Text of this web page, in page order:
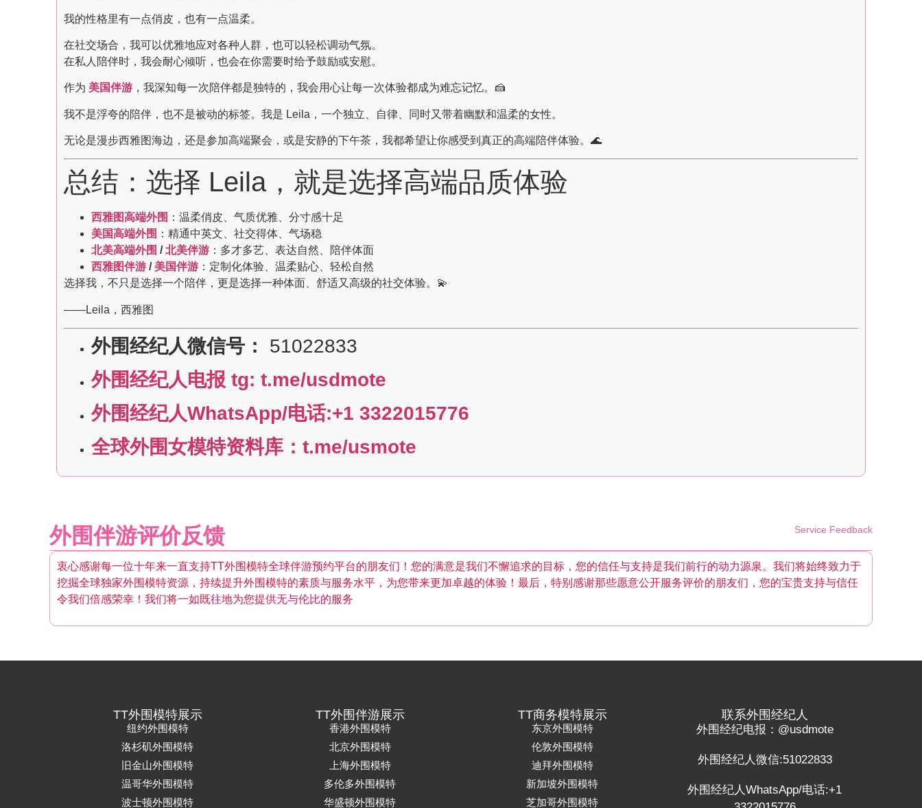
我的性格里有一点俏皮，也有一点温柔。
在社交场合，我可以优雅地应对各种人群，也可以轻松调动气氛。
在私人陪伴时，我会耐心倾听，也会在你需要时给予鼓励或安慰。
作为 美国伴游 ，我深知每一次陪伴都是独特的，我会用心让每一次体验都成为难忘记忆。🍰
我不是浮夸的陪伴，也不是被动的标签。我是 Leila，一个独立、自律、同时又带着幽默和温柔的女性。
无论是漫步西雅图海边，还是参加高端聚会，或是安静的下午茶，我都希望让你感受到真正的高端陪伴体验。🌊
总结：选择 Leila，就是选择高端品质体验
西雅图高端外围 ：温柔俏皮、气质优雅、分寸感十足
美国高端外围 ：精通中英文、社交得体、气场稳
北美高端外围 / 北美伴游 ：多才多艺、表达自然、陪伴体面
西雅图伴游 / 美国伴游 ：定制化体验、温柔贴心、轻松自然
选择我，不只是选择一个陪伴，更是选择一种体面、舒适又高级的社交体验。💫
——Leila，西雅图
外围经纪人微信号：
51022833
外围经纪人电报 tg: t.me/usdmote
外围经纪人WhatsApp/电话:+1 3322015776
全球外围女模特资料库：t.me/usmote
外围伴游评价反馈 Service Feedback
衷心感谢每一位十年来一直支持TT外围模特全球伴游预约平台的朋友们！您的满意是我们不懈追求的目标，您的信任与支持是我们前行的动力源泉。我们将始终致力于
挖掘全球独家外围模特资源，持续提升外围模特的素质与服务水平，为您带来更加卓越的体验！最后，特别感谢那些愿意公开服务评价的朋友们，您的宝贵支持与信任
令我们倍感荣幸！我们将一如既往地为您提供无与伦比的服务
TT外围模特展示
纽约外围模特
洛杉矶外围模特
旧金山外围模特
温哥华外围模特
波士顿外围模特
TT外围伴游展示
香港外围模特
北京外围模特
上海外围模特
多伦多外围模特
华盛顿外围模特
TT商务模特展示
东京外围模特
伦敦外围模特
迪拜外围模特
新加坡外围模特
芝加哥外围模特
联系外围经纪人
外围经纪电报：@usdmote
外围经纪人微信:51022833
外围经纪人WhatsApp/电话:+1